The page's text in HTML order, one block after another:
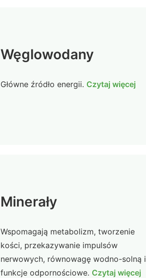
Węglowodany
Główne źródło energii. Czytaj więcej
Minerały
Wspomagają metabolizm, tworzenie
kości, przekazywanie impulsów
nerwowych, równowagę wodno-solną i
funkcje odpornościowe. Czytaj więcej